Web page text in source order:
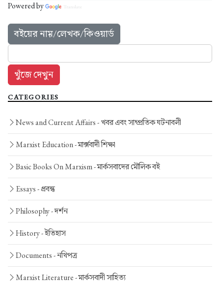
Powered by Translate
বইয়ের নাম়/লেখক/কিওয়ার্ড
CATEGORIES
News and Current Affairs -খবর এবং সাম্প্রতিক ঘটনাবলী
Marxist Education -মার্ক্সবাদী শিক্ষা
Basic Books On Marxism -মার্কসবাদের মৌলিক বই
Essays -প্রবন্ধ
Philosophy -দর্শন
History -ইতিহাস
Documents -নথিপত্র
Marxist Literature -মার্কসবাদী সাহিত্য